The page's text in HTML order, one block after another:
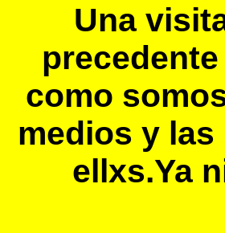
Una
como
medios y
ellxs.Ya